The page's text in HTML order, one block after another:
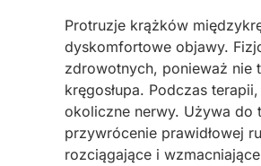
Protruzje krążków
dyskomfortowe objawy.
zdrowotnych, ponieważ nie
kręgosłupa. Podczas
okoliczne nerwy. Używa do
przywrócenie prawidłowej
rozciągające i